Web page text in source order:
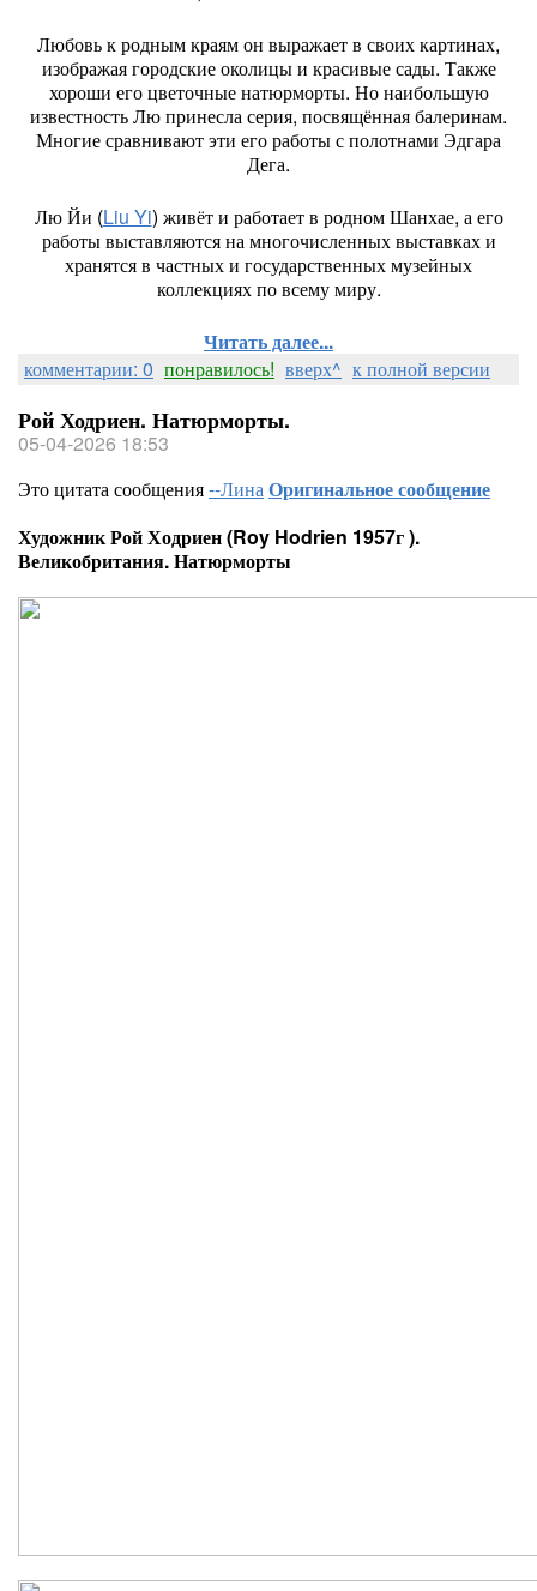
Любовь к родным краям он выражает в своих картинах,
изображая городские околицы и красивые сады. Также
хороши его цветочные натюрморты. Но наибольшую
известность Лю принесла серия, посвящённая балеринам.
Многие сравнивают эти его работы с полотнами Эдгара
Дега.
Лю Йи (Liu Yi) живёт и работает в родном Шанхае, а его
работы выставляются на многочисленных выставках и
хранятся в частных и государственных музейных
коллекциях по всему миру.
Читать далее...
комментарии: 0 понравилось! вверх^ к полной версии
Рой Ходриен. Натюрморты.
05-04-2026 18:53
Это цитата сообщения--ЛинаОригинальное сообщение
Художник Рой Ходриен (Roy Hodrien 1957г ).
Великобритания. Натюрморты